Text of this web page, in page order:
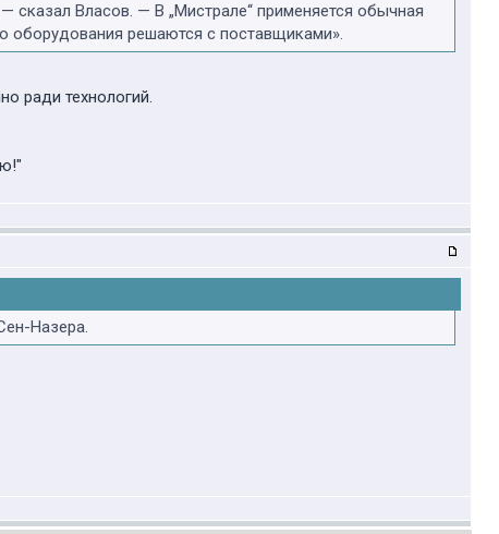
сказал Власов. — В „Мистрале“ применяется обычная
оборудования решаются с поставщиками».
ради технологий.
Назера.